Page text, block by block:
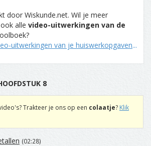
door Wiskunde.net. Wil je meer
alle video-uitwerkingen van de
uitwerkingen van je huiswerkopgaven...
8
Trakteer je ons op een colaatje? Klik
(02:28)